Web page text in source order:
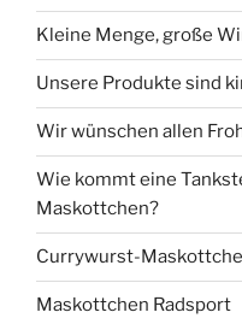
Kleine Menge, große
Unsere Produkte sind
Wir wünschen allen
Wie kommt eine
Maskottchen?
Currywurst-
Maskottchen Radsport